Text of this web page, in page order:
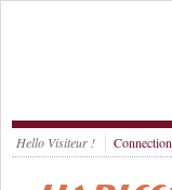
Hello Visiteur ! Connection